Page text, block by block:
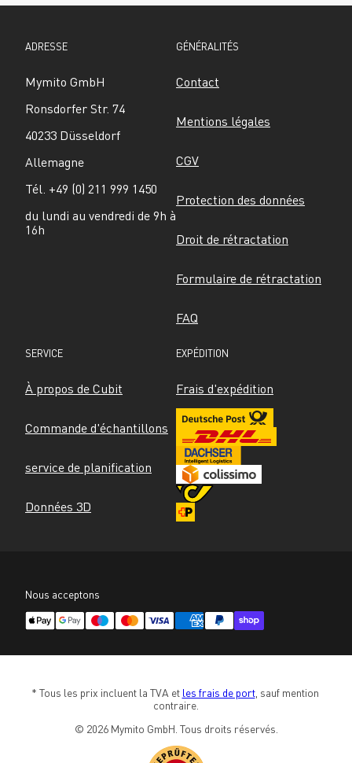
ADRESSE
Mymito GmbH
Ronsdorfer Str. 74
40233 Düsseldorf
Allemagne
Tél. +49 (0) 211 999 1450
du lundi au vendredi de 9h à
16h
GÉNÉRALITÉS
Contact
Mentions légales
CGV
Protection des données
Droit de rétractation
Formulaire de rétractation
FAQ
SERVICE
À propos de Cubit
Commande d'échantillons
service de planification
Données 3D
EXPÉDITION
Frais d'expédition
Nous acceptons
* Tous les prix incluent la TVA et les frais de port, sauf mention
contraire.
© 2026 Mymito GmbH. Tous droits réservés.